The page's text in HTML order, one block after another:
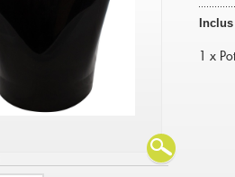
Inclus
1 x